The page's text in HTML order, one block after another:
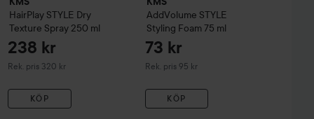
HairPlay STYLE Dry
Texture Spray 250 ml
238 kr
Rek. pris 320 kr
Rekommenderat pris 320 kr
KÖP
AddVolume STYLE
Styling Foam75 ml
73 kr
Rek. pris 95 kr
Rekommenderat pris 95 kr
KÖP